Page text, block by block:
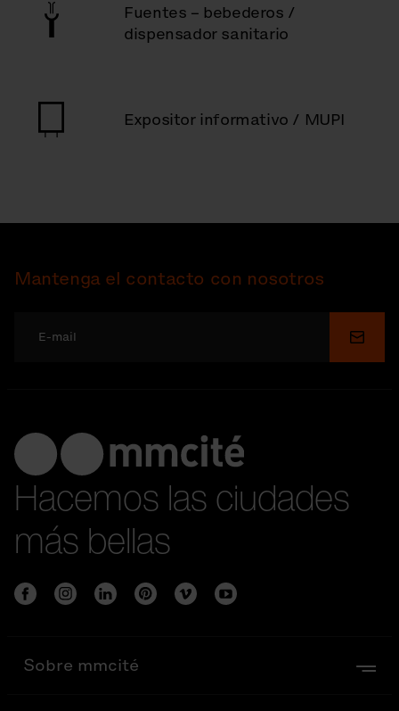
Fuentes – bebederos /
dispensador sanitario
Expositor informativo / MUPI
Mantenga el contacto con nosotros
Enviar
Hacemos las ciudades
más bellas
Sobre mmcité